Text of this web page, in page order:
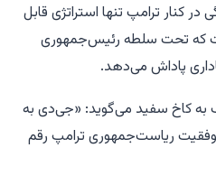
در کنار ترامپ تنها استراتژی قابل
که تحت سلطه رئیس‌جمهوری
پاداش می‌دهد.
به کاخ سفید می‌گوید: «جی‌دی به
ریاست‌جمهوری ترامپ رقم